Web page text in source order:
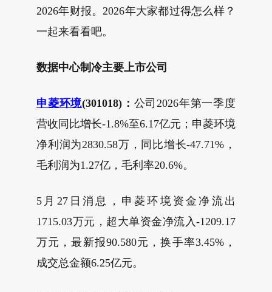
2026年财报。2026年大家都过得怎么样？
一起来看看吧。
数据中心制冷主要上市公司
申菱环境(301018)： 公司2026年第一季度
营收同比增长-1.8%至6.17亿元；申菱环境
净利润为2830.58万，同比增长-47.71%，
毛利润为1.27亿，毛利率20.6%。
5月27日消息，申菱环境资金净流出
1715.03万元，超大单资金净流入-1209.17
万元，最新报90.580元，换手率3.45%，
成交总金额6.25亿元。